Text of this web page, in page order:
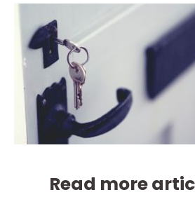
Read more